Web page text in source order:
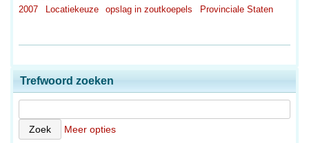
2007
Locatiekeuze opslag in zoutkoepels Provinciale Staten
Trefwoord zoeken
Meer opties